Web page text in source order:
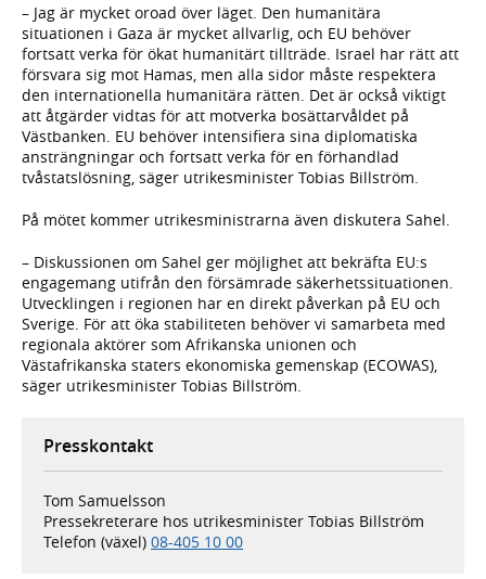
– Jag är mycket oroad över läget. Den humanitära
situationen i Gaza är mycket allvarlig, och EU behöver
fortsatt verka för ökat humanitärt tillträde. Israel har rätt att
försvara sig mot Hamas, men alla sidor måste respektera
den internationella humanitära rätten. Det är också viktigt
att åtgärder vidtas för att motverka bosättarvåldet på
Västbanken. EU behöver intensifiera sina diplomatiska
ansträngningar och fortsatt verka för en förhandlad
tvåstatslösning, säger utrikesminister Tobias Billström.
På mötet kommer utrikesministrarna även diskutera Sahel.
– Diskussionen om Sahel ger möjlighet att bekräfta EU:s
engagemang utifrån den försämrade säkerhetssituationen.
Utvecklingen i regionen har en direkt påverkan på EU och
Sverige. För att öka stabiliteten behöver vi samarbeta med
regionala aktörer som Afrikanska unionen och
Västafrikanska staters ekonomiska gemenskap (ECOWAS),
säger utrikesminister Tobias Billström.
Presskontakt
Tom Samuelsson
Pressekreterare hos utrikesminister Tobias Billström
Telefon (växel) 08-405 10 00